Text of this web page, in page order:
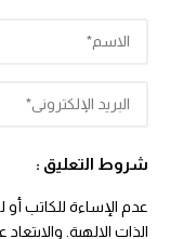
شروط التعليق :
عدم الإساءة للكاتب
الذات الالهية.